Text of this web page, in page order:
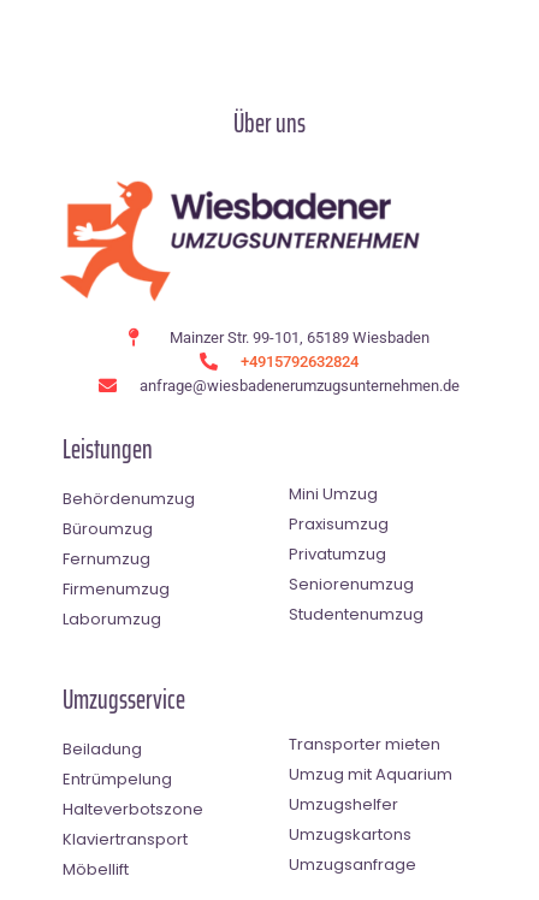
Über uns
Mainzer Str. 99-101, 65189 Wiesbaden
+4915792632824
anfrage@wiesbadenerumzugsunternehmen.de
Leistungen
Behördenumzug
Büroumzug
Fernumzug
Firmenumzug
Laborumzug
Mini Umzug
Praxisumzug
Privatumzug
Seniorenumzug
Studentenumzug
Umzugsservice
Beiladung
Entrümpelung
Halteverbotszone
Klaviertransport
Möbellift
Transporter mieten
Umzug mit Aquarium
Umzugshelfer
Umzugskartons
Umzugsanfrage